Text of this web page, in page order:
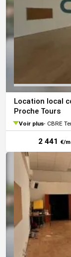
Location local
Proche Tours
Voir plus CBRE
2 441 €/